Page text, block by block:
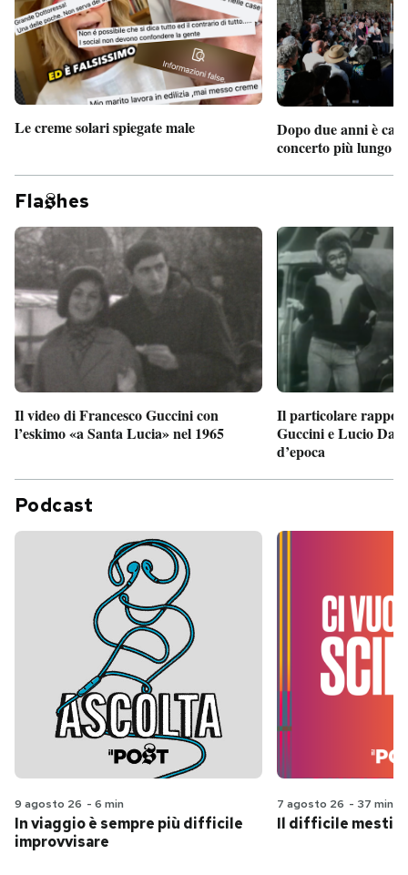
Le creme solari spiegate male
Dopo due anni è
concerto più lungo
Fla hes
Il video di Francesco Guccini con
l’eskimo «a Santa Lucia» nel 1965
Il particolare
Guccini e Lucio
d’epoca
Podcast
9 agosto 26 - 6 min
In viaggio è sempre più difficile
improvvisare
7 agosto 26 - 37 min
Il difficile